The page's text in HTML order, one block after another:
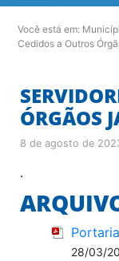
Você está em:
Cedidos a Outros
ÓRGÃOS
8 de agosto de
.
28/03/